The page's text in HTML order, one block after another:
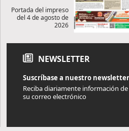
Portada del impreso
del 4 de agosto de
2026
NEWSLETTER
Suscríbase a nuestro newsletter
Reciba diariamente información
su correo electrónico